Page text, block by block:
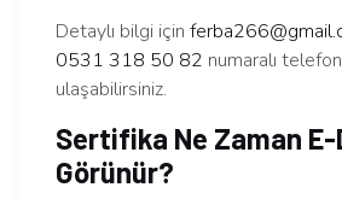
Detaylı bilgi için
0531 318 50 82 numaralı
ulaşabilirsiniz.
Sertifika Ne Zaman E-
Görünür?